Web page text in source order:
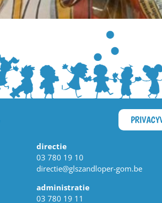
directie
03 780 19 10
directie@glszandloper-gom.be
administratie
03 780 19 11